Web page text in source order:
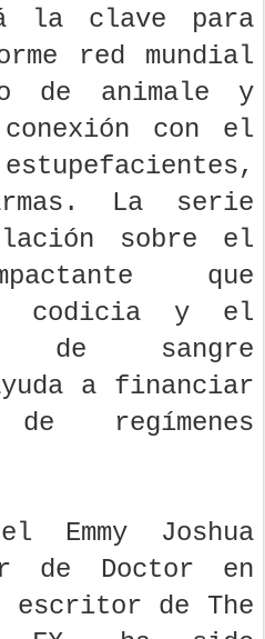
la clave para
red mundial
de animale y
con el
La serie
sobre el
que
la codicia y el
de sangre
a financiar
regímenes
Emmy Joshua
de Doctor en
escritor de The